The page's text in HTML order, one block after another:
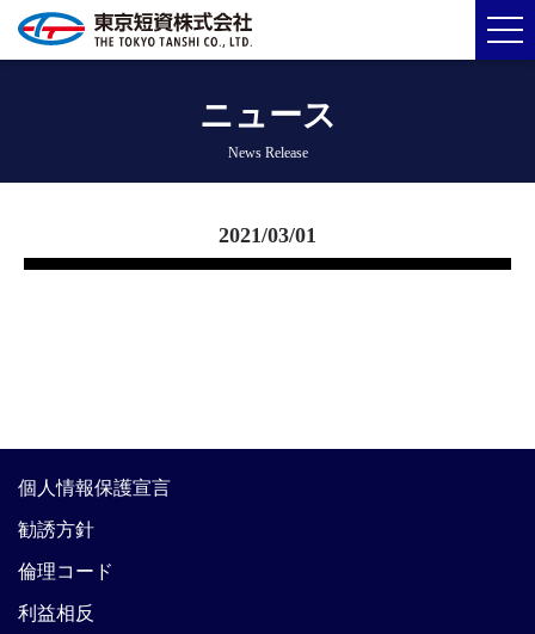
ニュース
News Release
2021/03/01
個人情報保護宣言
勧誘方針
倫理コード
利益相反